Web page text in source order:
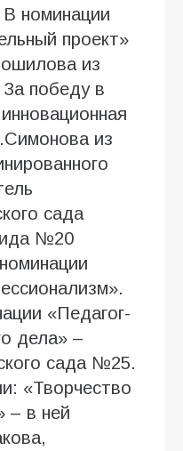
номинации
проект»
из
победу в
из
сада
№20
«Педагог-
дела» –
сада №25.
«Творчество
– в ней